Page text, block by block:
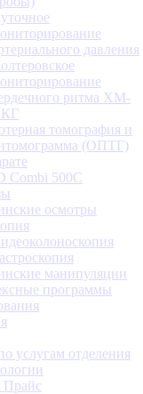
давления
ритма ХМ-
томография и
(ОПТГ)
Combi 500C
осмотры
манипуляции
программы
услугам отделения